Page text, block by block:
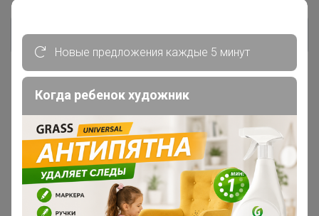
Главная
Члены клуба
Ямама87
Новые предложения каждые 5 минут
Когда ребенок художник